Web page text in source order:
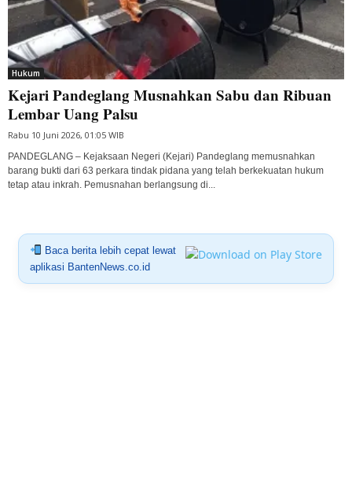
Hukum
Kejari Pandeglang Musnahkan Sabu dan Ribuan
Lembar Uang Palsu
Rabu 10 Juni 2026, 01:05 WIB
PANDEGLANG – Kejaksaan Negeri (Kejari) Pandeglang memusnahkan
barang bukti dari 63 perkara tindak pidana yang telah berkekuatan hukum
tetap atau inkrah. Pemusnahan berlangsung di...
Baca berita lebih cepat lewat
aplikasi BantenNews.co.id